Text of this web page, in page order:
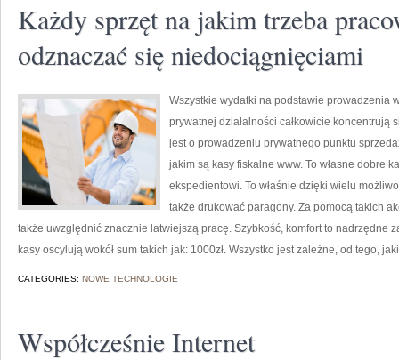
Każdy sprzęt na jakim trzeba
odznaczać się niedociągnięciami
Wszystkie wydatki na podstawie prowadzenia
prywatnej działalności całkowicie
jest o prowadzeniu prywatnego punktu
jakim są kasy fiskalne www. To własne dobre
ekspedientowi. To właśnie dzięki wielu
także drukować paragony. Za pomocą takich
także uwzględnić znacznie łatwiejszą pracę. Szybkość, komfort to nadrzędne
kasy oscylują wokół sum takich jak: 1000zł. Wszystko jest zależne, od tego,
CATEGORIES: NOWE TECHNOLOGIE
Współcześnie Internet